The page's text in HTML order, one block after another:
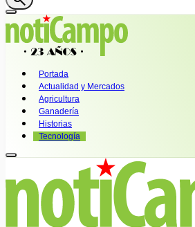
Portada
Actualidad y Mercados
Agricultura
Ganadería
Historias
Tecnología